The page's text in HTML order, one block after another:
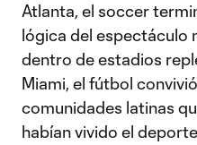
Atlanta, el soccer
lógica del espectáculo
dentro de estadios
Miami, el fútbol
comunidades latinas
habían vivido el